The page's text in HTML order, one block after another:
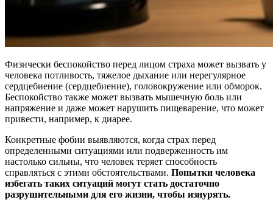
Физически беспокойство перед лицом страха может вызвать у
человека потливость, тяжелое дыхание или нерегулярное
сердцебиение (сердцебиение), головокружение или обморок.
Беспокойство также может вызвать мышечную боль или
напряжение и даже может нарушить пищеварение, что может
привести, например, к диарее.
Конкретные фобии выявляются, когда страх перед
определенными ситуациями или подверженность им
настолько сильны, что человек теряет способность
справляться с этими обстоятельствами. Попытки человека
избегать таких ситуаций могут стать достаточно
разрушительными для его жизни, чтобы изнурять.